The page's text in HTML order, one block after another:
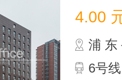
4.00
浦 东
6号